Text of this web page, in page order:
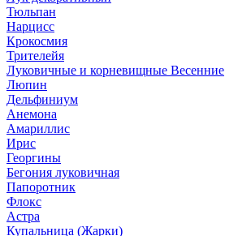
Тюльпан
Нарцисс
Крокосмия
Трителейя
Луковичные и корневищные Весенние
Люпин
Дельфиниум
Анемона
Амариллис
Ирис
Георгины
Бегония луковичная
Папоротник
Флокс
Астра
Купальница (Жарки)